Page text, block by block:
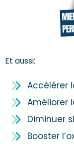
Et aussi:
Accélérer
Améliorer
Diminuer
Booster